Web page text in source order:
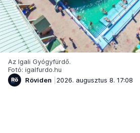
Az Igali Gyógyfürdő.
Fotó: igalfurdo.hu
Röviden
2026. augusztus 8. 17:08